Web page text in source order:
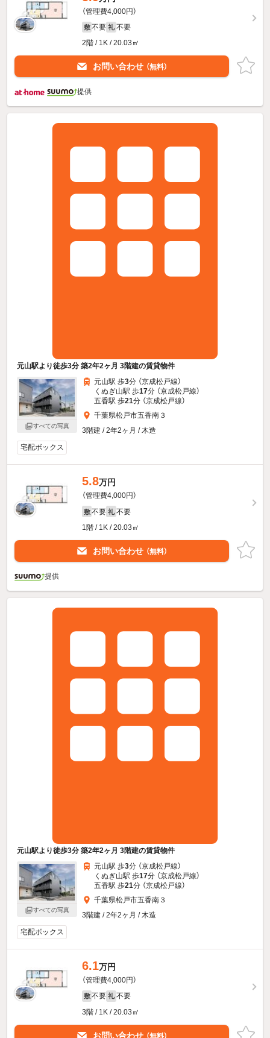
（管理費4,000円）
敷 不要 礼 不要
2階 / 1K / 20.03㎡
お問い合わせ （無料）
提供
元山駅より徒歩3分 築2年2ヶ月 3階建の賃貸物件
すべての写真
元山駅 歩3分 （京成松戸線）
くぬぎ山駅 歩17分 （京成松戸線）
五香駅 歩21分 （京成松戸線）
千葉県松戸市五香南３
3階建 / 2年2ヶ月 / 木造
宅配ボックス
5.8万円
（管理費4,000円）
敷 不要 礼 不要
1階 / 1K / 20.03㎡
お問い合わせ （無料）
提供
元山駅より徒歩3分 築2年2ヶ月 3階建の賃貸物件
すべての写真
元山駅 歩3分 （京成松戸線）
くぬぎ山駅 歩17分 （京成松戸線）
五香駅 歩21分 （京成松戸線）
千葉県松戸市五香南３
3階建 / 2年2ヶ月 / 木造
宅配ボックス
6.1万円
（管理費4,000円）
敷 不要 礼 不要
3階 / 1K / 20.03㎡
お問い合わせ （無料）